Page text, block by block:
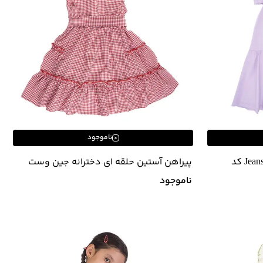
پیراهن دخترانه جین وست Jeanswest کد
ناموجود
پیراهن آستین حلقه ای دخترانه جین وست
مدل 42642543
ناموجود